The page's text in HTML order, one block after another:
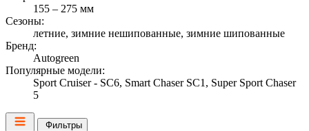
155 – 275 мм
Сезоны:
летние, зимние нешипованные, зимние шипованные
Бренд:
Autogreen
Популярные модели:
Sport Cruiser - SC6, Smart Chaser SC1, Super Sport Chaser
5
Фильтры